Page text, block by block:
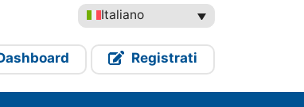
Italiano
Registrati